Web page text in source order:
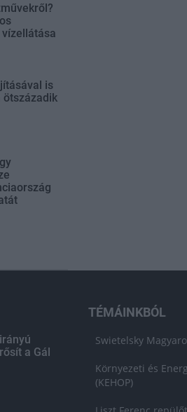
is
ötszázadik
a Gál
TÉMÁINKBÓL
Swietelsky
Környezeti és
(KEHOP)